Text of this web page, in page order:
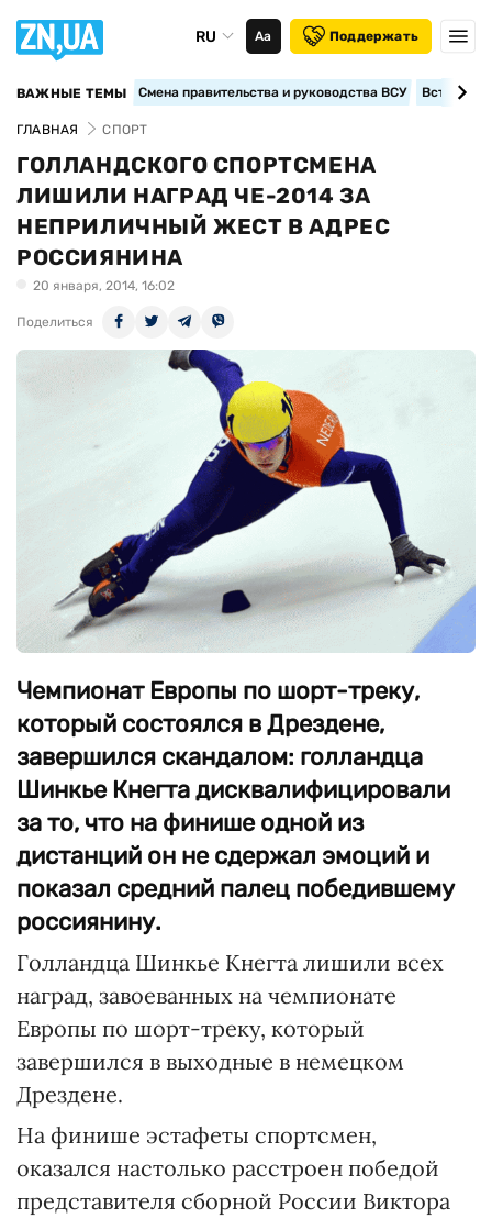
RU Аа Поддержать
ВАЖНЫЕ ТЕМЫ Смена правительства и руководства ВСУ
ГЛАВНАЯ СПОРТ
ГОЛЛАНДСКОГО СПОРТСМЕНА
ЛИШИЛИ НАГРАД ЧЕ-2014 ЗА
НЕПРИЛИЧНЫЙ ЖЕСТ В АДРЕС
РОССИЯНИНА
20 января, 2014, 16:02
Поделиться
Чемпионат Европы по шорт-треку,
который состоялся в Дрездене,
завершился скандалом: голландца
Шинкье Кнегта дисквалифицировали
за то, что на финише одной из
дистанций он не сдержал эмоций и
показал средний палец победившему
россиянину.
Голландца Шинкье Кнегта лишили всех
наград, завоеванных на чемпионате
Европы по шорт-треку, который
завершился в выходные в немецком
Дрездене.
На финише эстафеты спортсмен,
оказался настолько расстроен победой
представителя сборной России Виктора